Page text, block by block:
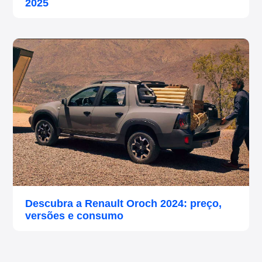
2025
Descubra a Renault Oroch 2024: preço,
versões e consumo